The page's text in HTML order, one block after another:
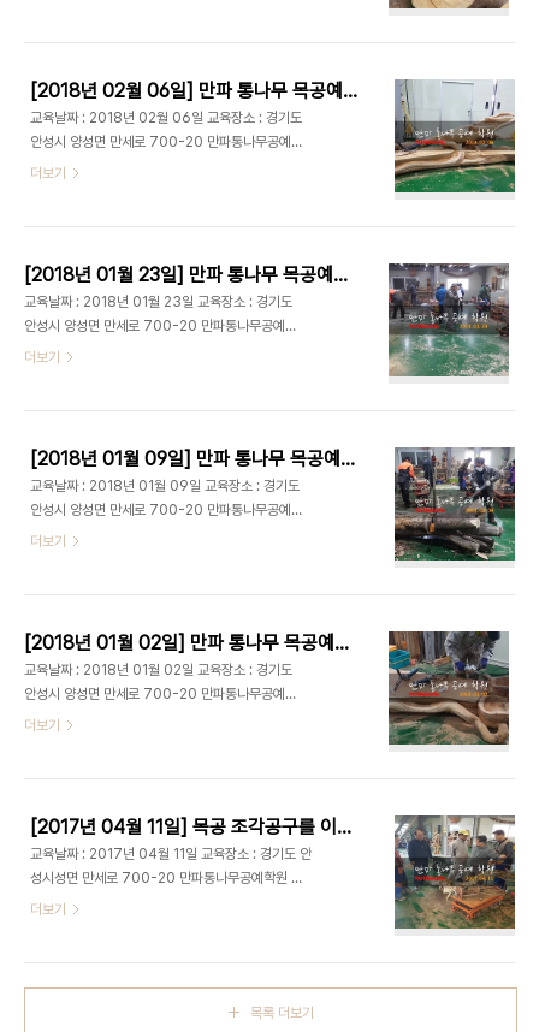
구 #목공 #목공DIY #조각 #목공체험..
www.manpa21.com 유튜브 강의 :
https://www.youtube.com/channel/UCpkKpsrHtmI8OnHbYKEV7uw
블로그 :
http://blog.naver.com/qkrruddlf88/220310504280
밴드 : http://band.us/#!/band/60647984 #
구 #목공 #목공DIY #조각 #목공체험..
[2018년 02월 06일] 만파 통나무 목공예학원 ; 초경에그리커터, 초경홀스, 목공홀스, 목공홈파기 등 목공예 전문 공구 업체
교육날짜 : 2018년 02월 06일 교육장소 : 경기도
안성시 양성면 만세로 700-20 만파통나무공예학
원 매주 화요일 AM 9:00 - PM 16:30동안 다양한
www.manpa21.com 유튜브 강의 :
https://www.youtube.com/channel/UCpkKpsrHtmI8OnHbYKEV7uw
블로그 :
http://blog.naver.com/qkrruddlf88/220310504280
밴드 : http://band.us/#!/band/60647984 #
구 #목공 #목공DIY #조각 #목공..
더보기
[2018년 01월 23일] 만파 통나무 목공예학원 ; 뿌리공예, 괴목공예, 수석좌대, 분재사리 등 다양한 목공 작업
교육날짜 : 2018년 01월 23일 교육장소 : 경기도
안성시 양성면 만세로 700-20 만파통나무공예학
원 매주 화요일 AM 9:00 - PM 16:30동안 다양한
더보기
[2018년 01월 09일] 만파 통나무 목공예학원 ; 만파목공예공구를 이용한 생활목공예,취미목공예
교육날짜 : 2018년 01월 09일 교육장소 : 경기도
안성시 양성면 만세로 700-20 만파통나무공예학
원 매주 화요일 AM 9:00 - PM 16:30동안 다양한
더보기
[2018년 01월 02일] 만파 통나무 목공예학원 ; 느티나무,괴목,다릅나무,참죽나무 등 목공예 소재를 이용한 목공예 작품 만들기
교육날짜 : 2018년 01월 02일 교육장소 : 경기도
안성시 양성면 만세로 700-20 만파통나무공예학
원 매주 화요일 AM 9:00 - PM 16:90동안 다양한
더보기
[2017년 04월 11일] 목공 조각공구를 이용한 느티나무&괴목&참죽나무 목공예 작품 배우기 ; 목공구 사용법,엔진톱,전기톱 공예, 생활목공예
교육날짜 : 2017년 04월 11일 교육장소 : 경기도 안
성시성면 만세로 700-20 만파통나무공예학원 매
주 화요일 AM 9:00 - PM 16:30동안 다양한 목
https://www.youtube.com/channel/UCpkKpsrHtmI8OnHbYKEV7uw
더보기
목록 더보기